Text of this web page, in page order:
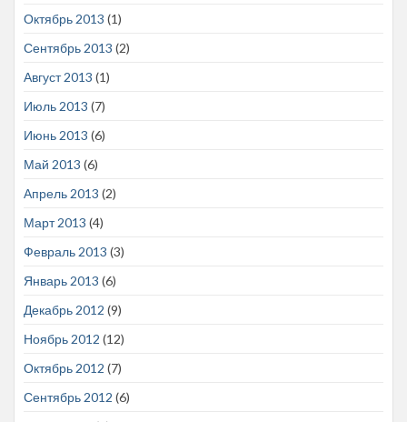
Октябрь 2013 (1)
Сентябрь 2013 (2)
Август 2013 (1)
Июль 2013 (7)
Июнь 2013 (6)
Май 2013 (6)
Апрель 2013 (2)
Март 2013 (4)
Февраль 2013 (3)
Январь 2013 (6)
Декабрь 2012 (9)
Ноябрь 2012 (12)
Октябрь 2012 (7)
Сентябрь 2012 (6)